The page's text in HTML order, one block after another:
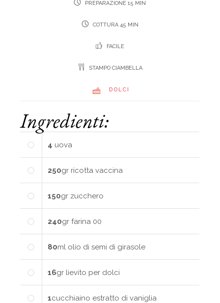
PREPARAZIONE 15 MIN
COTTURA 45 MIN
FACILE
STAMPO CIAMBELLA
DOLCI
Ingredienti:
4 uova
250gr ricotta vaccina
150gr zucchero
240gr farina 00
80ml olio di semi di girasole
16gr lievito per dolci
1cucchiaino estratto di vaniglia